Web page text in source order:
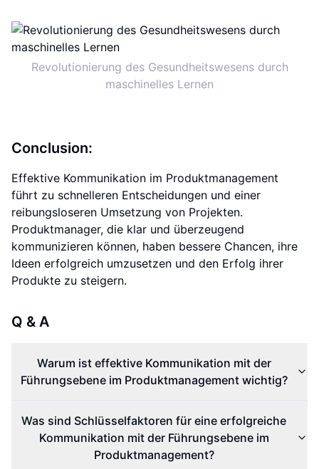
Revolutionierung des Gesundheitswesens durch
maschinelles Lernen
Conclusion:
Effektive Kommunikation im Produktmanagement
führt zu schnelleren Entscheidungen und einer
reibungsloseren Umsetzung von Projekten.
Produktmanager, die klar und überzeugend
kommunizieren können, haben bessere Chancen, ihre
Ideen erfolgreich umzusetzen und den Erfolg ihrer
Produkte zu steigern.
Q & A
Warum ist effektive Kommunikation mit der
Führungsebene im Produktmanagement wichtig?
Was sind Schlüsselfaktoren für eine erfolgreiche
Kommunikation mit der Führungsebene im
Produktmanagement?